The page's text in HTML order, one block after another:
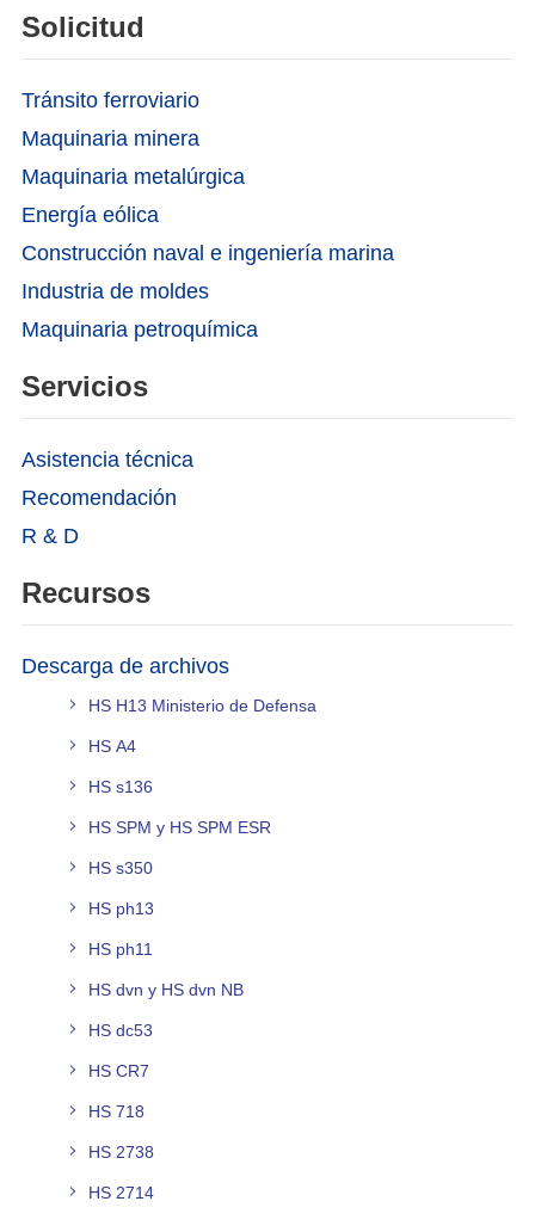
Solicitud
Tránsito ferroviario
Maquinaria minera
Maquinaria metalúrgica
Energía eólica
Construcción naval e ingeniería marina
Industria de moldes
Maquinaria petroquímica
Servicios
Asistencia técnica
Recomendación
R & D
Recursos
Descarga de archivos
HS H13 Ministerio de Defensa
HS A4
HS s136
HS SPM y HS SPM ESR
HS s350
HS ph13
HS ph11
HS dvn y HS dvn NB
HS dc53
HS CR7
HS 718
HS 2738
HS 2714